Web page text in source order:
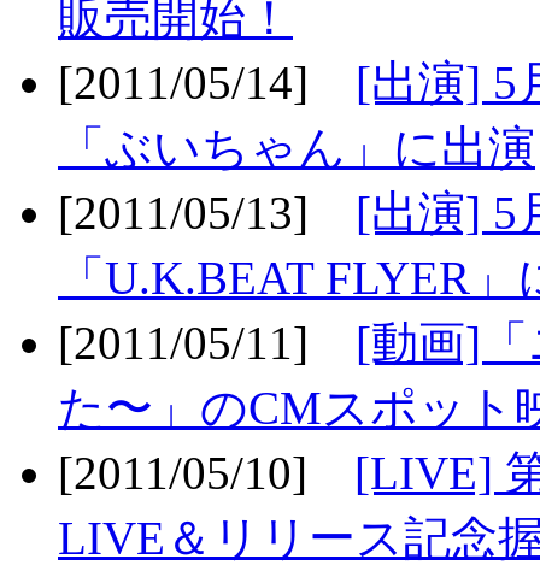
販売開始！
[2011/05/14] [出演] 5
「ぶいちゃん」に出演
[2011/05/13] [出演] 5
「U.K.BEAT FLYER
[2011/05/11] [動画]
た〜」のCMスポット
[2011/05/10] [LIVE]
LIVE＆リリース記念